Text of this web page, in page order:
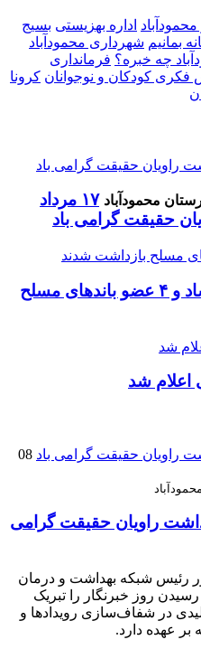
محمودآباد اداره بهزیستی بسیج
بمانیم شهرداری محمودآباد
چه خبره؟ فرمانداری
فکری کودکان و نوجوانان کرونا
محمودآباد
۱۷ مرداد
حقیقت گرامی باد
۲۱ عامل موساد و ۴ عضو باند‌های مسلح
شد
08
راویان حقیقت گرامی
رئیس شبکه بهداشت و درمان
روز خبرنگار را تبریک
در شفاف‌سازی رویدادها و
بر عهده دارد.